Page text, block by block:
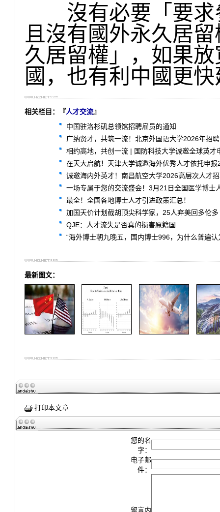
沒有必要「要求
且沒有國外永久居
久居留權」，如果
國，也有利中國更
相关栏目：『人才交流』
中国驻洛杉矶总领馆招聘雇员的通知
广纳贤才，共筑一流！北京外国语大学2026年招
相约高地，共创一流 | 国防科技大学诚邀全球英才
在天大启航！天津大学诚邀海外优秀人才依托申
诚邀海内外英才！南昌航空大学2026高层次人才
一场专属于您的交流盛会！3月21日全国医学博士
最全！全国各地博士人才引进政策汇总！
加国天价计划截胡顶尖科学家，25人弃美回多伦多
QJE：人才流失是否真的损害原籍国
“海外博士朝九晚五，国内博士996，为什么普遍
最新图文：
打印本文章
您的名
字：
电子邮
件：
留言内